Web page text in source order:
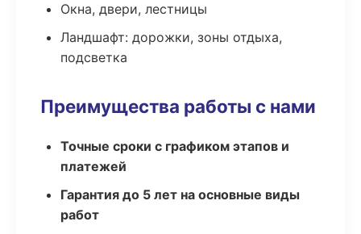
Окна, двери, лестницы
Ландшафт: дорожки, зоны отдыха,
подсветка
Преимущества работы с нами
Точные сроки с графиком этапов и
платежей
Гарантия до 5 лет на основные виды
работ